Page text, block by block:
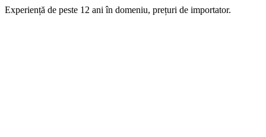
Experiență de peste 12 ani în domeniu, prețuri de importator.